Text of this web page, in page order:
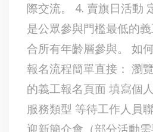
際交流。 4. 賣旗日活動
是公眾參與門檻最低的
合所有年齡層參與。 如
報名流程簡單直接： 瀏
的義工報名頁面 填寫個
服務類型 等待工作人員